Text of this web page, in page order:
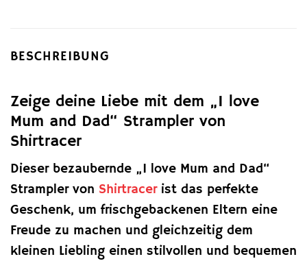
BESCHREIBUNG
Zeige deine Liebe mit dem „I love
Mum and Dad“ Strampler von
Shirtracer
Dieser bezaubernde „I love Mum and Dad“
Strampler von Shirtracerist das perfekte
Geschenk, um frischgebackenen Eltern eine
Freude zu machen und gleichzeitig dem
kleinen Liebling einen stilvollen und bequemen